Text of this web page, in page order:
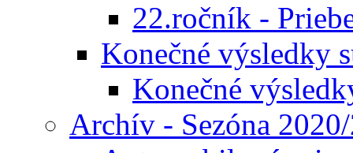
22.ročník -
Konečné výsledky
Konečné
Archív - Sezóna